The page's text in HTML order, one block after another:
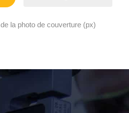
la photo de couverture (px)